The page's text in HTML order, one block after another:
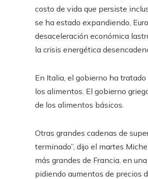
costo de vida que persiste
se ha estado expandiendo,
desaceleración económica
la crisis energética
En Italia, el gobierno ha
los alimentos. El gobierno
de los alimentos básicos.
Otras grandes cadenas de
terminado”, dijo el martes
más grandes de Francia, en
pidiendo aumentos de precios